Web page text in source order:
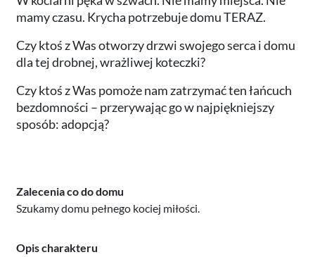
mamy czasu. Krycha potrzebuje domu TERAZ.
Czy ktoś z Was otworzy drzwi swojego serca i domu
dla tej drobnej, wrażliwej koteczki?
Czy ktoś z Was pomoże nam zatrzymać ten łańcuch
bezdomności – przerywając go w najpiękniejszy
sposób: adopcją?
Zalecenia co do domu
Szukamy domu pełnego kociej miłości.
Opis charakteru